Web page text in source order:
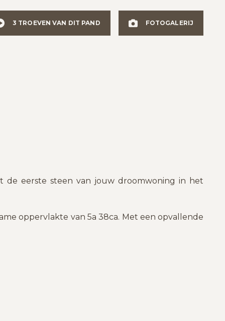
3 TROEVEN VAN DIT PAND FOTOGALERIJ
de eerste steen van jouw droomwoning in het
oppervlakte van 5a 38ca. Met een opvallende